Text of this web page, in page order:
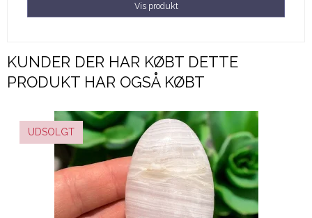
Vis produkt
KUNDER DER HAR KØBT DETTE
PRODUKT HAR OGSÅ KØBT
UDSOLGT